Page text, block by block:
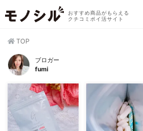
おすすめ商品がもらえる
クチコミポイ活サイト
TOP
ブロガー
fumi